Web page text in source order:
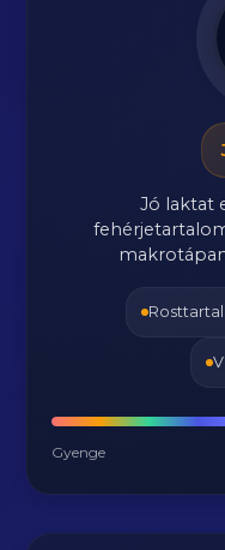
Jó laktat
Gyenge